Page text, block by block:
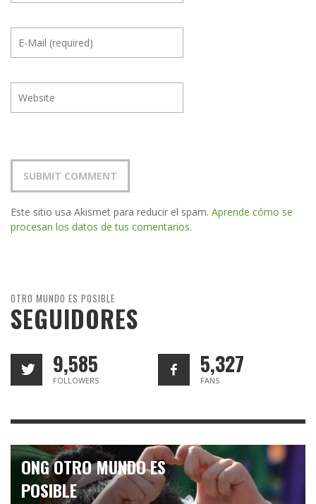
Este sitio usa Akismet para reducir el spam. Aprende cómo se
procesan los datos de tus comentarios.
OTRO MUNDO ES POSIBLE
SEGUIDORES
9,585
FOLLOWERS
5,327
FANS
ONG OTRO MUNDO ES
POSIBLE